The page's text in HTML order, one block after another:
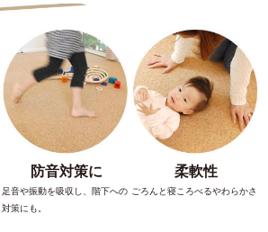
防音対策に 柔軟性
足音や振動を吸収し、階下への
対策にも。
ごろんと寝ころべるやわらかさ